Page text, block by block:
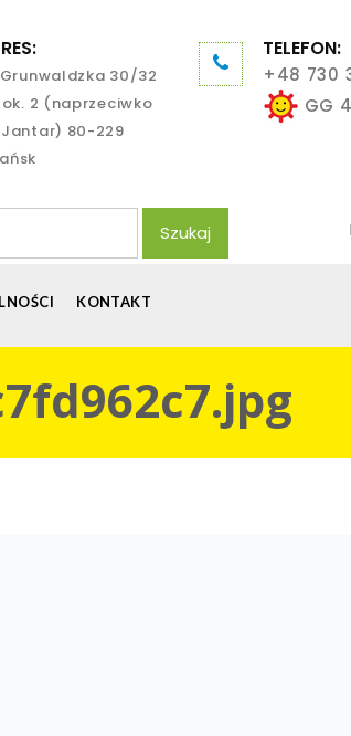
30/32
2 (naprzeciwko
Jantar) 80-229
TELEFON:
+48 730
GG
Szukaj
KONTAKT